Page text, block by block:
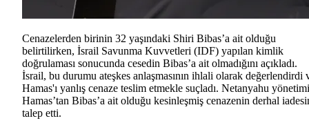
Cenazelerden birinin 32 yaşındaki Shiri Bibas’a ait olduğu
belirtilirken, İsrail Savunma Kuvvetleri (IDF) yapılan kimlik
doğrulaması sonucunda cesedin Bibas’a ait olmadığını açıkladı.
İsrail, bu durumu ateşkes anlaşmasının ihlali olarak değerlendirdi
Hamas'ı yanlış cenaze teslim etmekle suçladı. Netanyahu
Hamas’tan Bibas’a ait olduğu kesinleşmiş cenazenin derhal
talep etti.